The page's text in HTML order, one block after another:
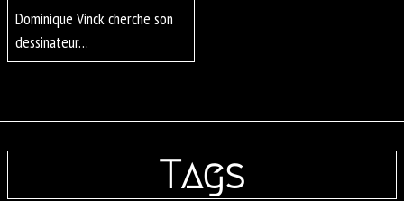
Dominique Vinck cherche son
dessinateur…
Tags